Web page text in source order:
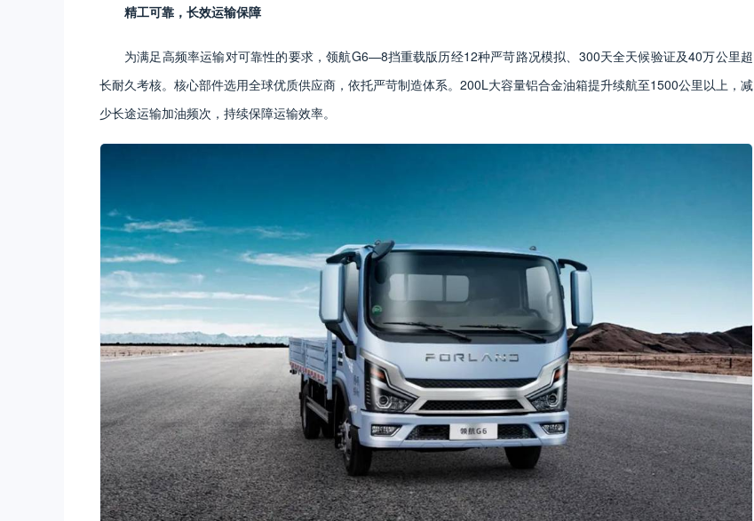
精工可靠，长效运输保障
为满足高频率运输对可靠性的要求，领航G6—8挡重载版历经12种严苛路况模拟、300天全天候验证及40万公里超
长耐久考核。核心部件选用全球优质供应商，依托严苛制造体系。200L大容量铝合金油箱提升续航至1500公里以上，减
少长途运输加油频次，持续保障运输效率。